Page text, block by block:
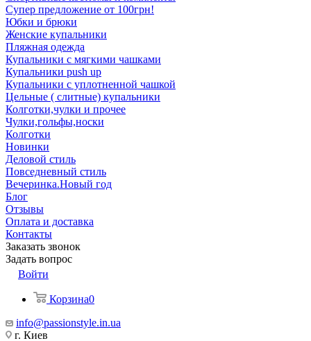
Супер предложение от 100грн!
Юбки и брюки
Женские купальники
Пляжная одежда
Купальники с мягкими чашками
Купальники push up
Купальники с уплотненной чашкой
Цельные ( слитные) купальники
Колготки,чулки и прочее
Чулки,гольфы,носки
Колготки
Новинки
Деловой стиль
Повседневный стиль
Вечеринка.Новый год
Блог
Отзывы
Оплата и доставка
Контакты
Заказать звонок
Задать вопрос
Войти
Корзина0
info@passionstyle.in.ua
г. Киев